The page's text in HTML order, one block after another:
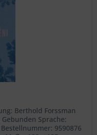
Berthold Forssman
Sprache:
9590876